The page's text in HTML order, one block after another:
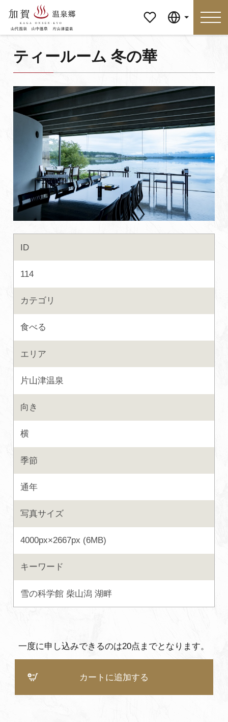
ージ
特集 おすすめの過ごし方
見どころ 食べる
おみやげ イベント
泊まる アクセス
マイページ
加賀に泊まって！北陸巡り♪
ご当地グルメ
加賀 旅先納税
FAQ
Language
パンフレットダウンロード
よくあるご質問・お問い合わせ
プライバシーポリシー
ティールーム 冬の華
ID
114
カテゴリ
食べる
エリア
片山津温泉
向き
横
季節
通年
写真サイズ
4000px×2667px (6MB)
キーワード
雪の科学館 柴山潟 湖畔
一度に申し込みできるのは20点までとなります。
カートに追加する